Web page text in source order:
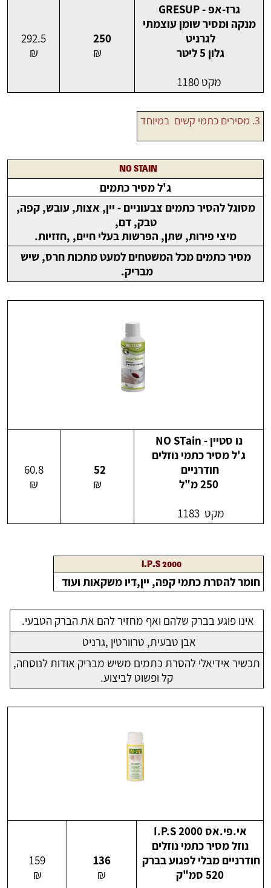
גרז-אפ - GRESUP
מנקה ומסיר שומן עוצמתי
לגרניט
גלון 5 ליטר
מקט 1180
250
₪
292.5
₪
3. מסירים כתמי קשים במיוחד
NO STAIN
ג'ל מסיר כתמים
מסוגל להסיר כתמים צבעוניים - יין, אצות, עובש, קפה,
טבק, דם,
מיצי פירות, שתן, הפרשות בעלי חיים, ,חזזיות.
מסיר כתמים מכל המשטחים למעט מתכות חרס, שיש
מבריק.
נו סטיין - NO STain
ג'ל מסיר כתמי נוזלים
חודרניים
250 מ"ל
מקט 1183
52
₪
60.8
₪
I.P.S 2000
חומר להסרת כתמי קפה, יין,דיו משקאות ועוד
אינו פוגע בברק שלהם ואף מחזיר להם את הברק הטבעי.
אבן טבעית, טרוורטין ,גרניט
תכשיר אידיאלי להסרת כתמים משיש מבריק אודות לנוסחה,
קל ופשוט לביצוע.
אי.פי.אס 2000 I.P.S
נוזל מסיר כתמי נוזלים
חודרניים מבלי לפגוע בברק
520 סמ"ק
136
₪
159
₪